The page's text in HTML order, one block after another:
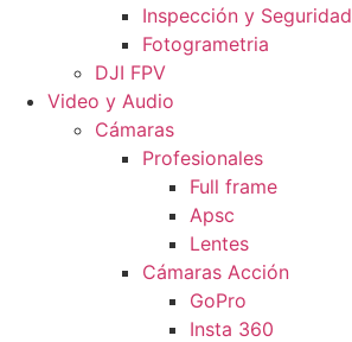
Inspección y Seguridad
Fotogrametria
DJI FPV
Video y Audio
Cámaras
Profesionales
Full frame
Apsc
Lentes
Cámaras Acción
GoPro
Insta 360